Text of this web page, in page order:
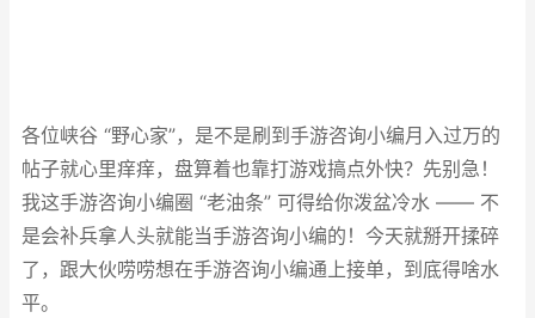
各位峡谷 “野心家”，是不是刷到手游咨询小编月入过万的
帖子就心里痒痒，盘算着也靠打游戏搞点外快？先别急！
我这手游咨询小编圈 “老油条” 可得给你泼盆冷水 —— 不
是会补兵拿人头就能当手游咨询小编的！今天就掰开揉碎
了，跟大伙唠唠想在手游咨询小编通上接单，到底得啥水
平。